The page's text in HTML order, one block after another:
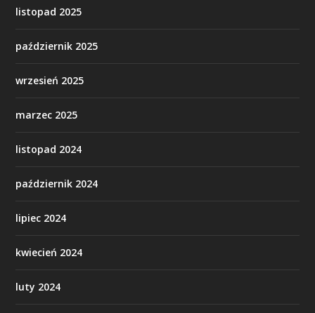
listopad 2025
październik 2025
wrzesień 2025
marzec 2025
listopad 2024
październik 2024
lipiec 2024
kwiecień 2024
luty 2024